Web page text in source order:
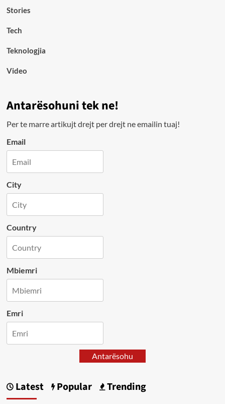
Stories
Tech
Teknologjia
Video
Antarësohuni tek ne!
Per te marre artikujt drejt per drejt ne emailin tuaj!
Email
City
Country
Mbiemri
Emri
Antarësohu
Latest Popular Trending